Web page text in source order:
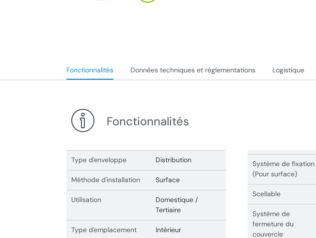
Fonctionnalités Données techniques et réglementations Logistique
Fonctionnalités
Type d'enveloppe Distribution
Méthode d'installation Surface
Utilisation
Domestique /
Tertiaire
Type d'emplacement Intérieur
Système de fixation
(Pour surface)
Scellable
Système de
fermeture du
couvercle